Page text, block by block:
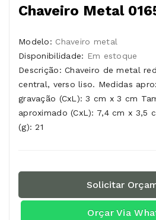
Chaveiro Metal
Modelo: Chaveiro metal
Disponibilidade: Em estoque
Descrição: Chaveiro de metal
central, verso liso. Medidas
gravação (CxL): 3 cm x 3 cm
aproximado (CxL): 7,4 cm x 3,5
(g): 21
Solicitar
Orçar Via